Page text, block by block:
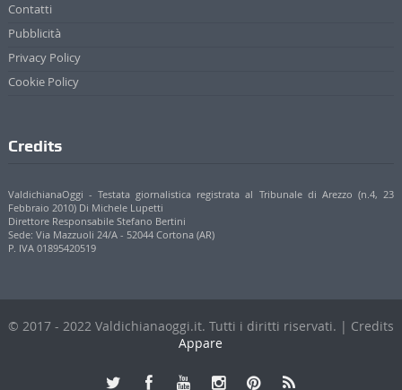
Contatti
Pubblicità
Privacy Policy
Cookie Policy
Credits
ValdichianaOggi - Testata giornalistica registrata al Tribunale di Arezzo (n.4, 23
Febbraio 2010) Di Michele Lupetti
Direttore Responsabile Stefano Bertini
Sede: Via Mazzuoli 24/A - 52044 Cortona (AR)
P. IVA 01895420519
© 2017 - 2022 Valdichianaoggi.it. Tutti i diritti riservati. | Credits
Appare